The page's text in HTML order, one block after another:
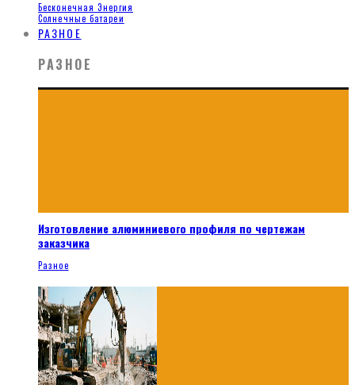
Бесконечная Энергия
Солнечные батареи
РАЗНОЕ
РАЗНОЕ
Изготовление алюминиевого профиля по чертежам
заказчика
Разное